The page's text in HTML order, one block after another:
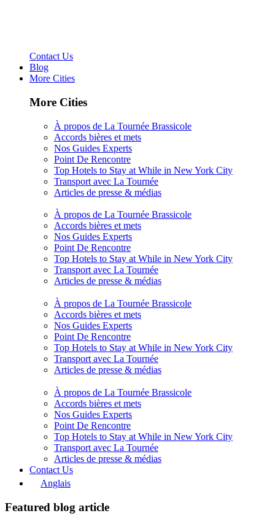
Contact Us
Blog
More Cities
More Cities
À propos de La Tournée Brassicole
Accords bières et mets
Nos Guides Experts
Point De Rencontre
Top Hotels to Stay at While in New York City
Transport avec La Tournée
Articles de presse & médias
À propos de La Tournée Brassicole
Accords bières et mets
Nos Guides Experts
Point De Rencontre
Top Hotels to Stay at While in New York City
Transport avec La Tournée
Articles de presse & médias
À propos de La Tournée Brassicole
Accords bières et mets
Nos Guides Experts
Point De Rencontre
Top Hotels to Stay at While in New York City
Transport avec La Tournée
Articles de presse & médias
À propos de La Tournée Brassicole
Accords bières et mets
Nos Guides Experts
Point De Rencontre
Top Hotels to Stay at While in New York City
Transport avec La Tournée
Articles de presse & médias
Contact Us
Anglais
Featured blog article